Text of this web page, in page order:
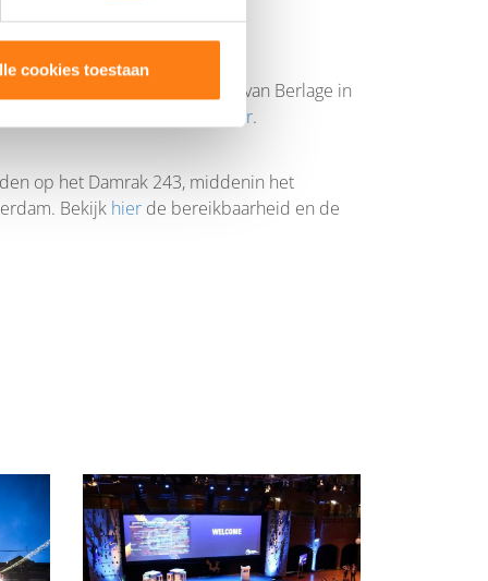
cookies toestaan
gehouden worden in de Beurs van Berlage in
virtuele tour.
op het Damrak 243, middenin het
Bekijk hier de bereikbaarheid en de